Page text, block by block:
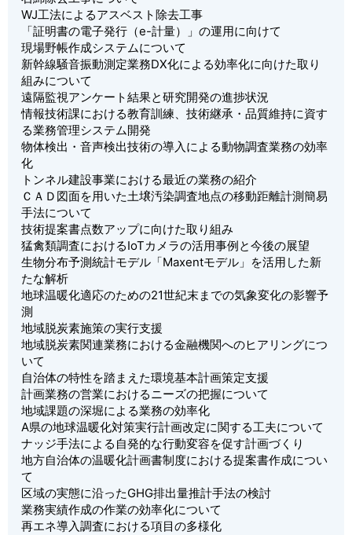
WJ工法によるアスベスト除去工事
「証明書の電子発行（e-計量）」の運用に向けて
現場野帳作成システムについて
新幹線騒音振動測定業務DX化による効率化に向けた取り
組みについて
遠隔監視アンケート結果と研究開発の進捗状況
情報技術課における教育訓練、技術継承・品質維持に資す
る業務管理システム開発
物体検出・音声検出技術の導入による動物調査業務の効率
化
トンネル建設事業における最近の業務の紹介
ＣＡＤ図面を用いた土壌汚染調査地点の移動距離計測簡易
手法について
技術提案書点数アップに向けた取り組み
猛禽類調査におけるIoTカメラの活用事例と今後の展望
生物分布予測統計モデル「Maxentモデル」を活用した新
たな解析
地球温暖化適応のための21世紀末までの気象変化の影響予
測
地域脱炭素施策の実行支援
地域脱炭素関連業務における金融機関へのヒアリングにつ
いて
自治体の特性を踏まえた環境基本計画策定支援
計画業務の営業におけるニーズの把握について
地域課題の深堀による業務の効率化
A県の地球温暖化対策実行計画改定に関する工夫について
ナッジ手法による自発的な行動変容を促す計画づくり
地方自治体の温暖化計画書制度における提案書作成につい
て
区域の実態に沿ったGHG排出量推計手法の検討
業務実績作成の作業の効率化について
再エネ導入調査における項目の多様化